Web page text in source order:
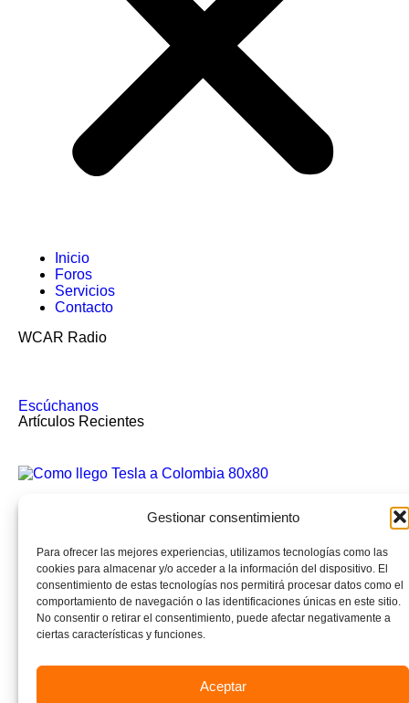
Gestionar consentimiento
Para ofrecer las mejores experiencias, utilizamos tecnologías como las
cookies para almacenar y/o acceder a la información del dispositivo. El
consentimiento de estas tecnologías nos permitirá procesar datos como el
comportamiento de navegación o las identificaciones únicas en este sitio.
No consentir o retirar el consentimiento, puede afectar negativamente a
ciertas características y funciones.
Aceptar
Inicio
Foros
Servicios
Contacto
WCAR Radio
Escúchanos
Artículos Recientes
Cómo llegó Tesla a Colombia:
Post By Orange Club 2026
Mercado automotor Colombia julio 2026:
Post By Orange Club 2026
Copyright